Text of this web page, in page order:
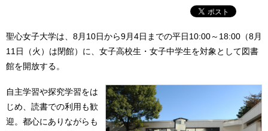
聖心女子大学は、8月10日から9月4日までの平日10:00～18:00（8月
11日（火）は閉館）に、女子高校生・女子中学生を対象として図書
館を開放する。
自主学習や探究学習をは
じめ、読書での利用も歓
迎。都心にありながらも